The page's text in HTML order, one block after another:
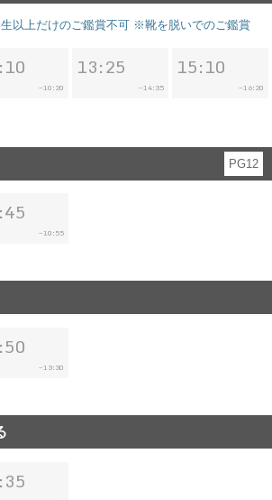
上だけのご鑑賞不可 ※靴を脱いでのご鑑賞
~ 10:20
13:25
~ 14:35
15:10
~ 16:20
PG12
~10:55
~13:30